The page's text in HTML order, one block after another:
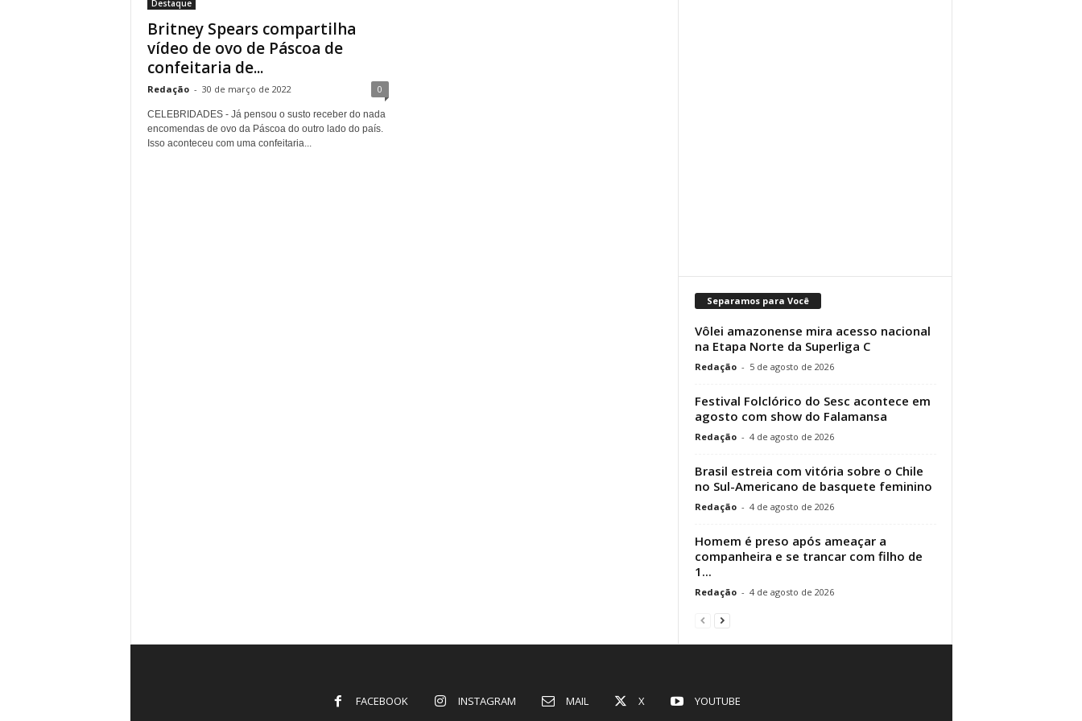
Destaque
Britney Spears compartilha
vídeo de ovo de Páscoa de
confeitaria de...
Redação - 30 de março de 2022 0
CELEBRIDADES - Já pensou o susto receber do nada
encomendas de ovo da Páscoa do outro lado do país.
Isso aconteceu com uma confeitaria...
Separamos para Você
Vôlei amazonense mira acesso nacional
na Etapa Norte da Superliga C
Redação - 5 de agosto de 2026
Festival Folclórico do Sesc acontece em
agosto com show do Falamansa
Redação - 4 de agosto de 2026
Brasil estreia com vitória sobre o Chile
no Sul-Americano de basquete feminino
Redação - 4 de agosto de 2026
Homem é preso após ameaçar a
companheira e se trancar com filho de
1...
Redação - 4 de agosto de 2026
FACEBOOK INSTAGRAM MAIL X YOUTUBE